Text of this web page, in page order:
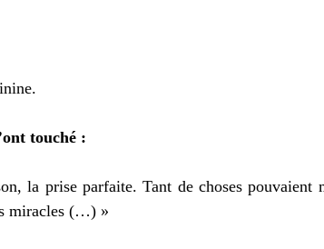
touché :
la prise parfaite. Tant de choses pouvaient
miracles (…) »